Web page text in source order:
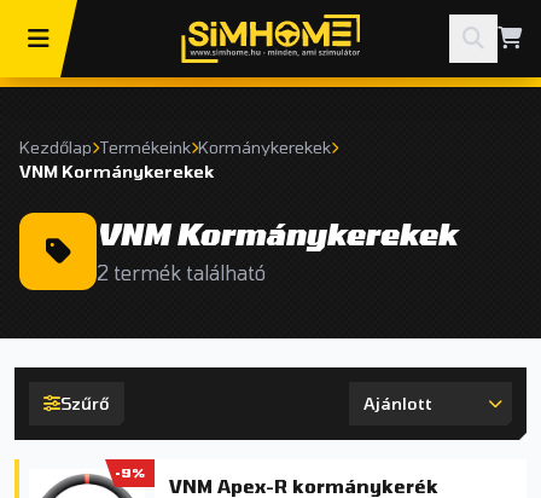
Kezdőlap Termékeink Kormánykerekek
VNM Kormánykerekek
VNM Kormánykerekek
2 termék található
Szűrő
-9%
VNM Apex-R kormánykerék